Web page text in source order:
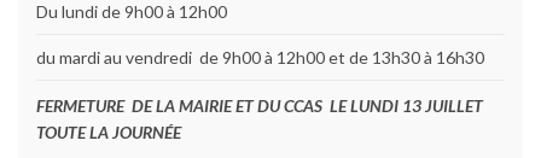
Du lundi de 9h00 à 12h00
du mardi au vendredi de 9h00 à 12h00 et de 13h30 à 16h30
FERMETURE DE LA MAIRIE ET DU CCAS LE LUNDI 13 JUILLET
TOUTE LA JOURNÉE